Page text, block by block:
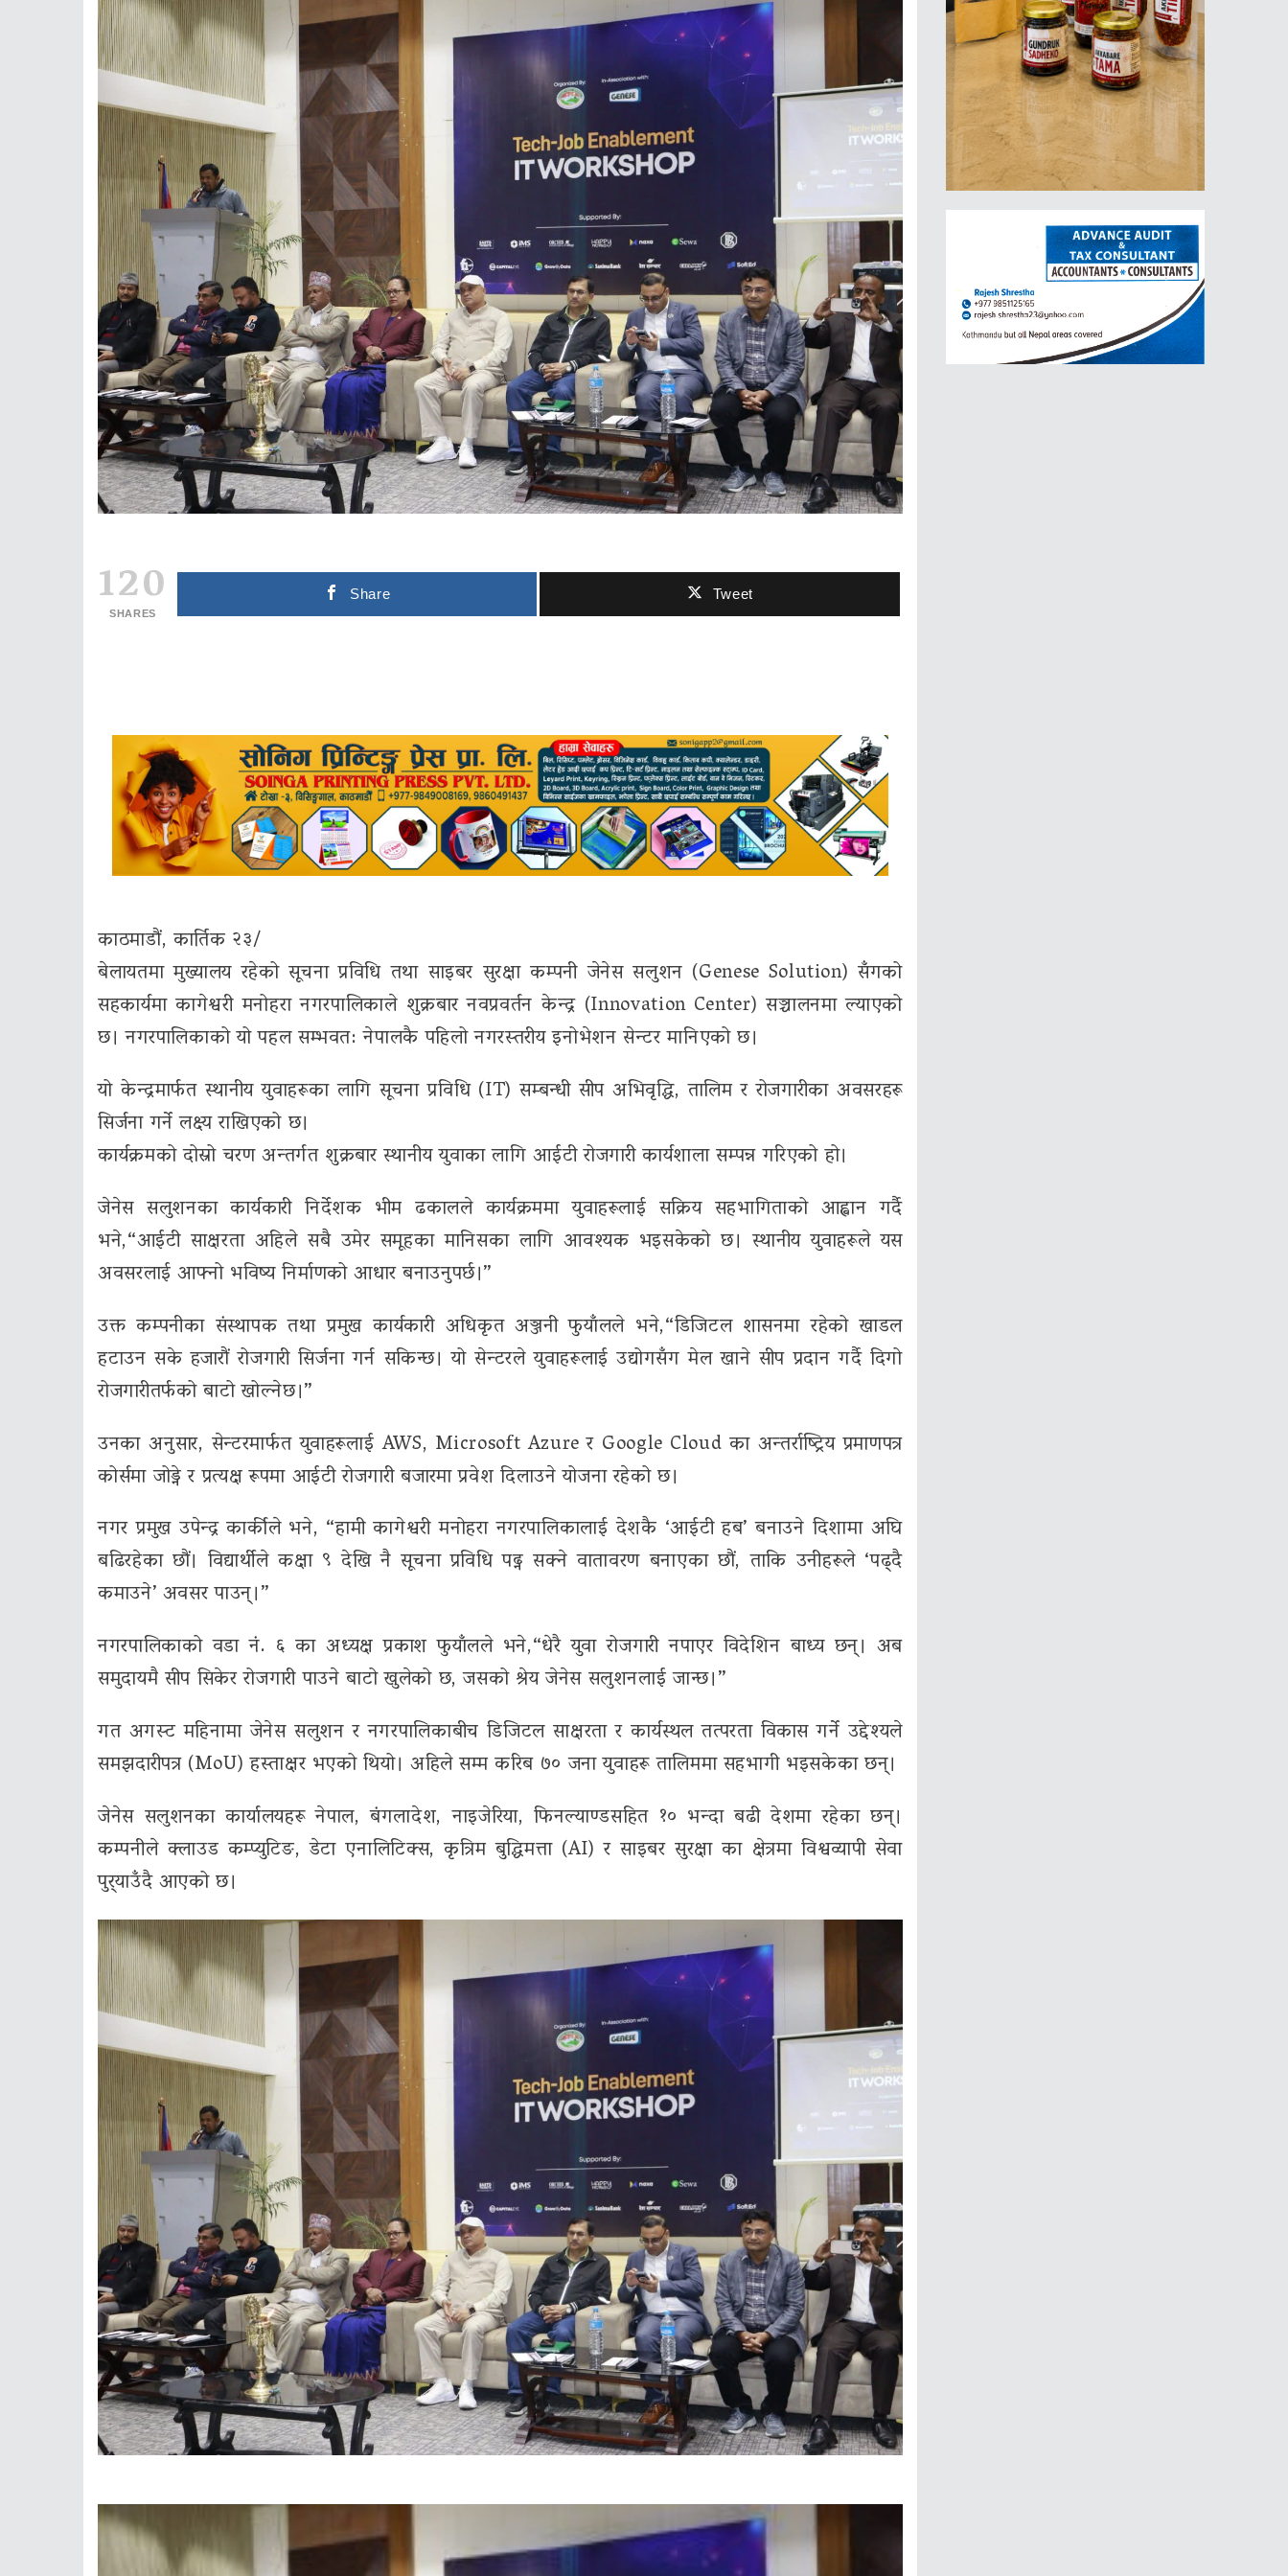
120
SHARES
Share Tweet
काठमाडौं, कार्तिक २३/
बेलायतमा मुख्यालय रहेको सूचना प्रविधि तथा साइबर सुरक्षा कम्पनी जेनेस सलुशन (Genese Solution) सँगको
सहकार्यमा कागेश्वरी मनोहरा नगरपालिकाले शुक्रबार नवप्रवर्तन केन्द्र (Innovation Center) सञ्चालनमा ल्याएको
छ। नगरपालिकाको यो पहल सम्भवत: नेपालकै पहिलो नगरस्तरीय इनोभेशन सेन्टर मानिएको छ।
यो केन्द्रमार्फत स्थानीय युवाहरूका लागि सूचना प्रविधि (IT) सम्बन्धी सीप अभिवृद्धि, तालिम र रोजगारीका अवसरहरू
सिर्जना गर्ने लक्ष्य राखिएको छ।
कार्यक्रमको दोस्रो चरण अन्तर्गत शुक्रबार स्थानीय युवाका लागि आईटी रोजगारी कार्यशाला सम्पन्न गरिएको हो।
जेनेस सलुशनका कार्यकारी निर्देशक भीम ढकालले कार्यक्रममा युवाहरूलाई सक्रिय सहभागिताको आह्वान गर्दै
भने,“आईटी साक्षरता अहिले सबै उमेर समूहका मानिसका लागि आवश्यक भइसकेको छ। स्थानीय युवाहरूले यस
अवसरलाई आफ्नो भविष्य निर्माणको आधार बनाउनुपर्छ।”
उक्त कम्पनीका संस्थापक तथा प्रमुख कार्यकारी अधिकृत अञ्जनी फुयाँलले भने,“डिजिटल शासनमा रहेको खाडल
हटाउन सके हजारौं रोजगारी सिर्जना गर्न सकिन्छ। यो सेन्टरले युवाहरूलाई उद्योगसँग मेल खाने सीप प्रदान गर्दै दिगो
रोजगारीतर्फको बाटो खोल्नेछ।”
उनका अनुसार, सेन्टरमार्फत युवाहरूलाई AWS, Microsoft Azure र Google Cloud का अन्तर्राष्ट्रिय प्रमाणपत्र
कोर्समा जोड्ने र प्रत्यक्ष रूपमा आईटी रोजगारी बजारमा प्रवेश दिलाउने योजना रहेको छ।
नगर प्रमुख उपेन्द्र कार्कीले भने, “हामी कागेश्वरी मनोहरा नगरपालिकालाई देशकै ‘आईटी हब’ बनाउने दिशामा अघि
बढिरहेका छौं। विद्यार्थीले कक्षा ९ देखि नै सूचना प्रविधि पढ्न सक्ने वातावरण बनाएका छौं, ताकि उनीहरूले ‘पढ्दै
कमाउने’ अवसर पाउन्।”
नगरपालिकाको वडा नं. ६ का अध्यक्ष प्रकाश फुयाँलले भने,“धेरै युवा रोजगारी नपाएर विदेशिन बाध्य छन्। अब
समुदायमै सीप सिकेर रोजगारी पाउने बाटो खुलेको छ, जसको श्रेय जेनेस सलुशनलाई जान्छ।”
गत अगस्ट महिनामा जेनेस सलुशन र नगरपालिकाबीच डिजिटल साक्षरता र कार्यस्थल तत्परता विकास गर्ने उद्देश्यले
समझदारीपत्र (MoU) हस्ताक्षर भएको थियो। अहिले सम्म करिब ७० जना युवाहरू तालिममा सहभागी भइसकेका छन्।
जेनेस सलुशनका कार्यालयहरू नेपाल, बंगलादेश, नाइजेरिया, फिनल्याण्डसहित १० भन्दा बढी देशमा रहेका छन्।
कम्पनीले क्लाउड कम्प्युटिङ, डेटा एनालिटिक्स, कृत्रिम बुद्धिमत्ता (AI) र साइबर सुरक्षा का क्षेत्रमा विश्वव्यापी सेवा
पुर्‍याउँदै आएको छ।